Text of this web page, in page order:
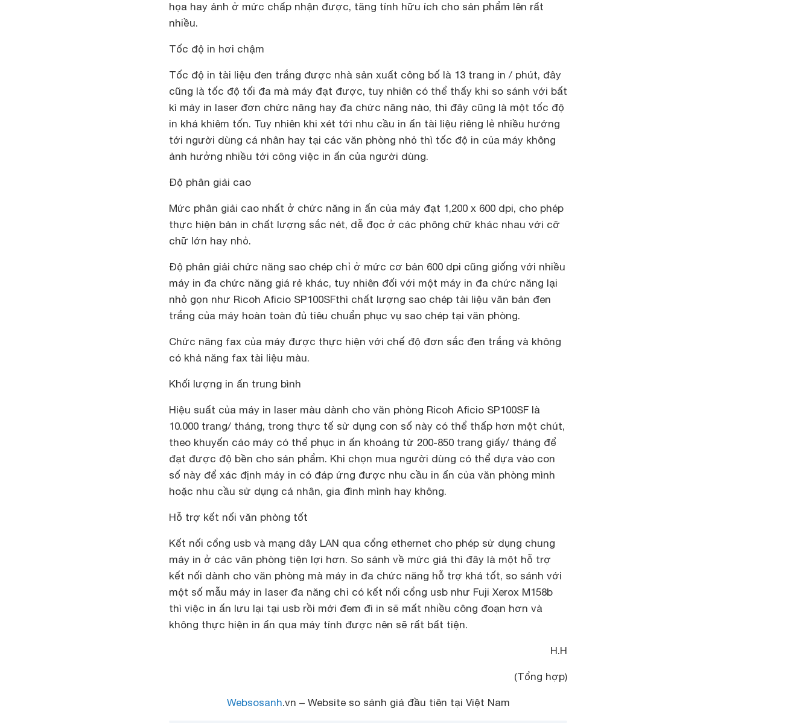
họa hay ảnh ở mức chấp nhận được, tăng tính hữu ích cho sản phẩm lên rất
nhiều.
Tốc độ in hơi chậm
Tốc độ in tài liệu đen trắng được nhà sản xuất công bố là 13 trang in / phút, đây
cũng là tốc độ tối đa mà máy đạt được, tuy nhiên có thể thấy khi so sánh với bất
kì máy in laser đơn chức năng hay đa chức năng nào, thì đây cũng là một tốc độ
in khá khiêm tốn. Tuy nhiên khi xét tới nhu cầu in ấn tài liệu riêng lẻ nhiều hướng
tới người dùng cá nhân hay tại các văn phòng nhỏ thì tốc độ in của máy không
ảnh hưởng nhiều tới công việc in ấn của người dùng.
Độ phân giải cao
Mức phân giải cao nhất ở chức năng in ấn của máy đạt 1,200 x 600 dpi, cho phép
thực hiện bản in chất lượng sắc nét, dễ đọc ở các phông chữ khác nhau với cỡ
chữ lớn hay nhỏ.
Độ phân giải chức năng sao chép chỉ ở mức cơ bản 600 dpi cũng giống với nhiều
máy in đa chức năng giá rẻ khác, tuy nhiên đối với một máy in đa chức năng lại
nhỏ gọn như Ricoh Aficio SP100SFthì chất lượng sao chép tài liệu văn bản đen
trắng của máy hoàn toàn đủ tiêu chuẩn phục vụ sao chép tại văn phòng.
Chức năng fax của máy được thực hiện với chế độ đơn sắc đen trắng và không
có khả năng fax tài liệu màu.
Khối lượng in ấn trung bình
Hiệu suất của máy in laser màu dành cho văn phòng Ricoh Aficio SP100SF là
10.000 trang/ tháng, trong thực tế sử dụng con số này có thể thấp hơn một chút,
theo khuyến cáo máy có thể phục in ấn khoảng từ 200-850 trang giấy/ tháng để
đạt được độ bền cho sản phẩm. Khi chọn mua người dùng có thể dựa vào con
số này để xác định máy in có đáp ứng được nhu cầu in ấn của văn phòng mình
hoặc nhu cầu sử dụng cá nhân, gia đình mình hay không.
Hỗ trợ kết nối văn phòng tốt
Kết nối cổng usb và mạng dây LAN qua cổng ethernet cho phép sử dụng chung
máy in ở các văn phòng tiện lợi hơn. So sánh về mức giá thì đây là một hỗ trợ
kết nối dành cho văn phòng mà máy in đa chức năng hỗ trợ khá tốt, so sánh với
một số mẫu máy in laser đa năng chỉ có kết nối cổng usb như Fuji Xerox M158b
thì việc in ấn lưu lại tại usb rồi mới đem đi in sẽ mất nhiều công đoạn hơn và
không thực hiện in ấn qua máy tính được nên sẽ rất bất tiện.
H.H
(Tổng hợp)
Websosanh.vn – Website so sánh giá đầu tiên tại Việt Nam